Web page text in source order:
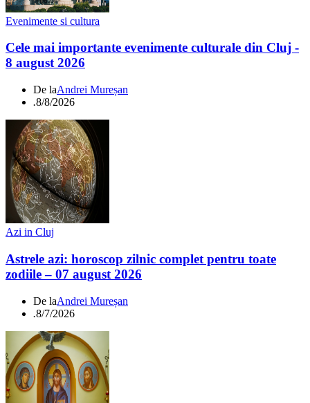
Evenimente si cultura
Cele mai importante evenimente culturale din Cluj -
8 august 2026
De laAndrei Mureșan
.8/8/2026
Azi in Cluj
Astrele azi: horoscop zilnic complet pentru toate
zodiile – 07 august 2026
De laAndrei Mureșan
.8/7/2026